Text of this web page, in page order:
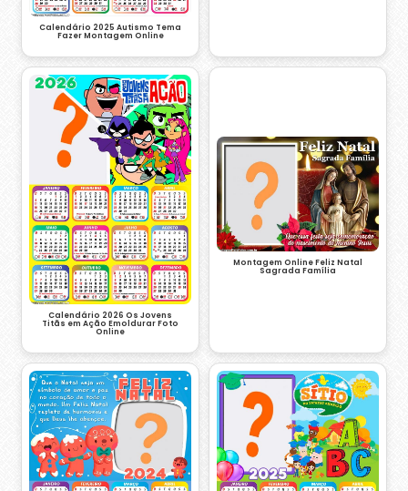
Calendário 2025 Autismo Tema
Fazer Montagem Online
Calendário 2026 Os Jovens
Titãs em Ação Emoldurar Foto
Online
Montagem Online Feliz Natal
Sagrada Família